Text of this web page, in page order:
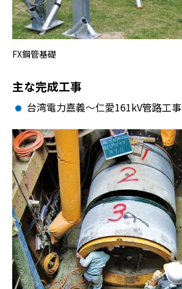
FX鋼管基礎
主な完成工事
台湾電力嘉義～仁愛161kV管路工事